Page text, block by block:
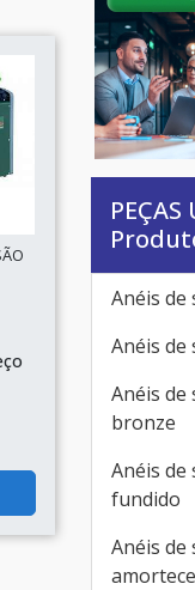
PEÇAS
Anéis de
Anéis
Anéis de
bronze
Anéis
fundido
Anéis